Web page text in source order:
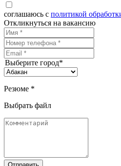
соглашаюсь с политикой
Откликнуться на вакансию
Выберите город*
Резюме *
Выбрать файл